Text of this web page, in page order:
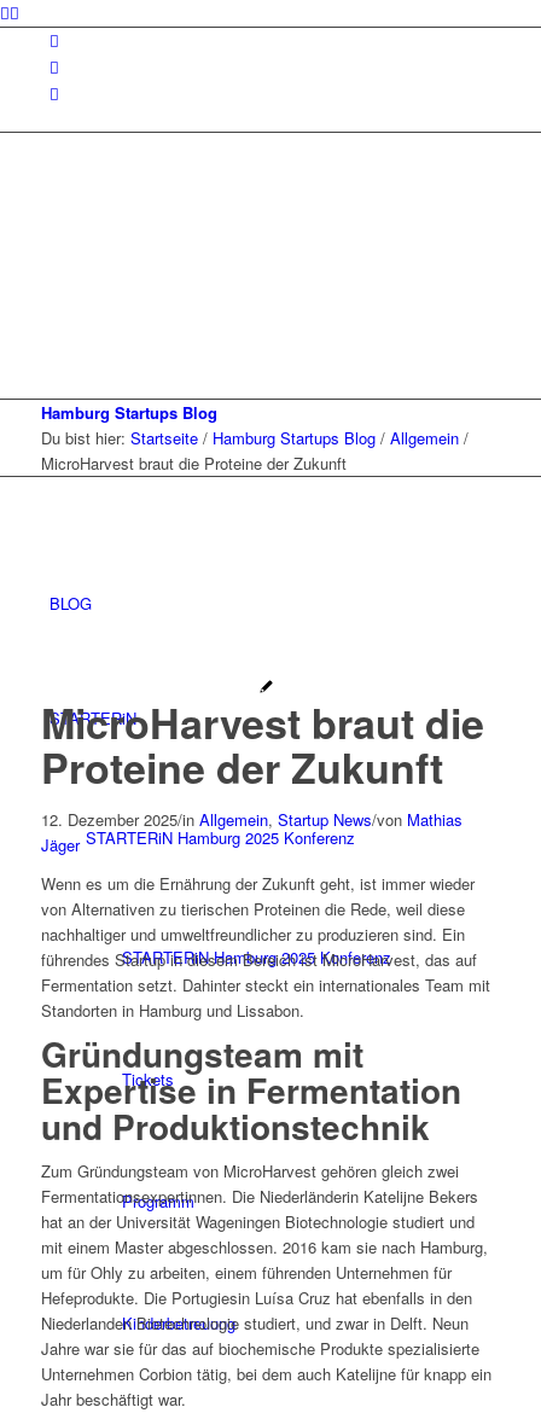
BLOG
STARTERiN
STARTERiN Hamburg 2025 Konferenz
STARTERiN Hamburg 2025 Konferenz
Tickets
Programm
Kinderbetreuung
Hamburg Startups Blog
Du bist hier: Startseite / Hamburg Startups Blog / Allgemein /
MicroHarvest braut die Proteine der Zukunft
MicroHarvest braut die
Proteine der Zukunft
12. Dezember 2025/in Allgemein, Startup News/von Mathias
Jäger
Wenn es um die Ernährung der Zukunft geht, ist immer wieder
von Alternativen zu tierischen Proteinen die Rede, weil diese
nachhaltiger und umweltfreundlicher zu produzieren sind. Ein
führendes Startup in diesem Bereich ist MicroHarvest, das auf
Fermentation setzt. Dahinter steckt ein internationales Team mit
Standorten in Hamburg und Lissabon.
Gründungsteam mit
Expertise in Fermentation
und Produktionstechnik
Zum Gründungsteam von MicroHarvest gehören gleich zwei
Fermentationsexpertinnen. Die Niederländerin Katelijne Bekers
hat an der Universität Wageningen Biotechnologie studiert und
mit einem Master abgeschlossen. 2016 kam sie nach Hamburg,
um für Ohly zu arbeiten, einem führenden Unternehmen für
Hefeprodukte. Die Portugiesin Luísa Cruz hat ebenfalls in den
Niederlanden Biotechnologie studiert, und zwar in Delft. Neun
Jahre war sie für das auf biochemische Produkte spezialisierte
Unternehmen Corbion tätig, bei dem auch Katelijne für knapp ein
Jahr beschäftigt war.